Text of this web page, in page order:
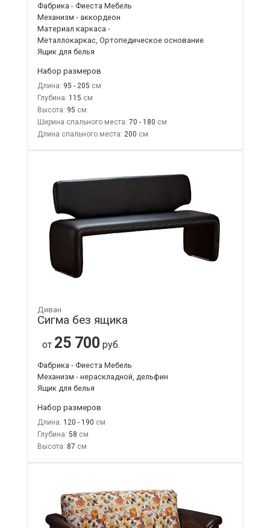
Фабрика - Фиеста Мебель
Механизм - аккордеон
Материал каркаса -
Металлокаркас, Ортопедическое основание
Ящик для белья
Набор размеров
Длина: 95 - 205
Глубина: 115
Высота: 95
Ширина спального места: 70 - 180
Длина спального места: 200
Диван
Сигма без ящика
от 25 700 руб.
Фабрика - Фиеста Мебель
Механизм - нераскладной, дельфин
Ящик для белья
Набор размеров
Длина: 120 - 190
Глубина: 58
Высота: 87